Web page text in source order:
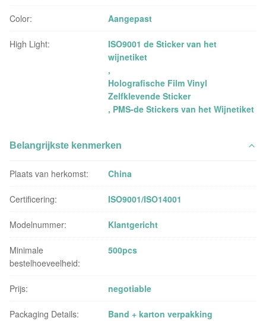
Color: Aangepast
High Light:
ISO9001 de Sticker van het
wijnetiket
,
Holografische Film Vinyl
Zelfklevende Sticker
, PMS-de Stickers van het Wijnetiket
Belangrijkste kenmerken
Plaats van herkomst: China
Certificering: ISO9001/ISO14001
Modelnummer: Klantgericht
Minimale
bestelhoeveelheid:
500pcs
Prijs: negotiable
Packaging Details: Band + karton verpakking